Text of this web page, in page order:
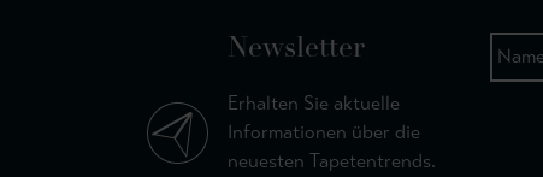
Newsletter
Erhalten Sie aktuelle
Informationen über die
neuesten Tapetentrends.